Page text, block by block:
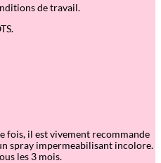
de travail.
fois, il est vivement recommande
spray impermeabilisant incolore.
les 3 mois.